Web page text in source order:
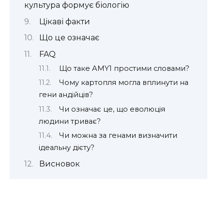
культура формує біологію
Цікаві факти
Що це означає
FAQ
Що таке AMY1 простими словами?
Чому картопля могла вплинути на
гени андійців?
Чи означає це, що еволюція
людини триває?
Чи можна за генами визначити
ідеальну дієту?
Висновок